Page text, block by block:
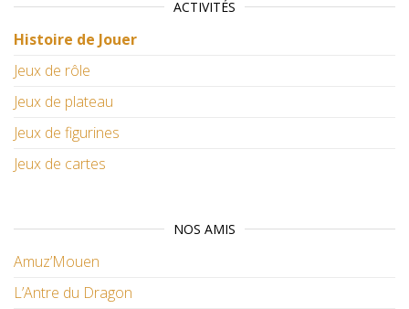
ACTIVITÉS
Histoire de Jouer
Jeux de rôle
Jeux de plateau
Jeux de figurines
Jeux de cartes
NOS AMIS
Amuz’Mouen
L’Antre du Dragon